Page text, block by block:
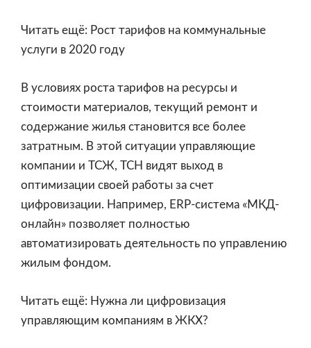
Читать ещё: Рост тарифов на коммунальные
услуги в 2020 году
В условиях роста тарифов на ресурсы и
стоимости материалов, текущий ремонт и
содержание жилья становится все более
затратным. В этой ситуации управляющие
компании и ТСЖ, ТСН видят выход в
оптимизации своей работы за счет
цифровизации. Например, ERP-система «МКД-
онлайн» позволяет полностью
автоматизировать деятельность по управлению
жилым фондом.
Читать ещё: Нужна ли цифровизация
управляющим компаниям в ЖКХ?